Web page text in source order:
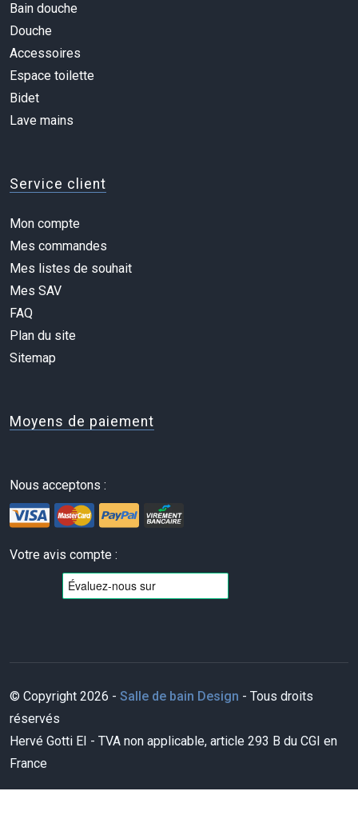
Bain douche
Douche
Accessoires
Espace toilette
Bidet
Lave mains
Service client
Mon compte
Mes commandes
Mes listes de souhait
Mes SAV
FAQ
Plan du site
Sitemap
Moyens de paiement
Nous acceptons :
Votre avis compte :
© Copyright 2026 - Salle de bain Design - Tous droits
réservés
Hervé Gotti EI - TVA non applicable, article 293 B du CGI en
France